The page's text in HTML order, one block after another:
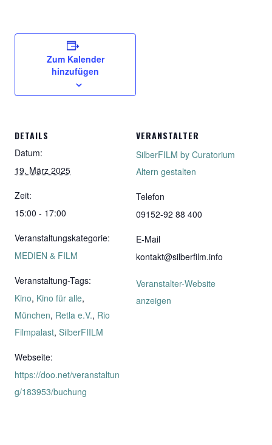
Zum Kalender
hinzufügen
DETAILS
Datum:
19. März 2025
Zeit:
15:00 - 17:00
Veranstaltungskategorie:
MEDIEN & FILM
Veranstaltung-Tags:
Kino, Kino für alle,
München, Retla e.V., Rio
Filmpalast, SilberFIILM
Webseite:
https://doo.net/veranstaltun
g/183953/buchung
VERANSTALTER
SilberFILM by Curatorium
Altern gestalten
Telefon
09152-92 88 400
E-Mail
kontakt@silberfilm.info
Veranstalter-Website
anzeigen